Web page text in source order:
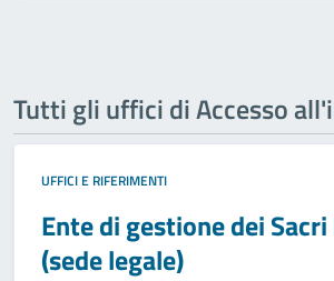
Tutti gli uffici di Accesso
UFFICI E RIFERIMENTI
Ente di gestione dei
(sede legale)